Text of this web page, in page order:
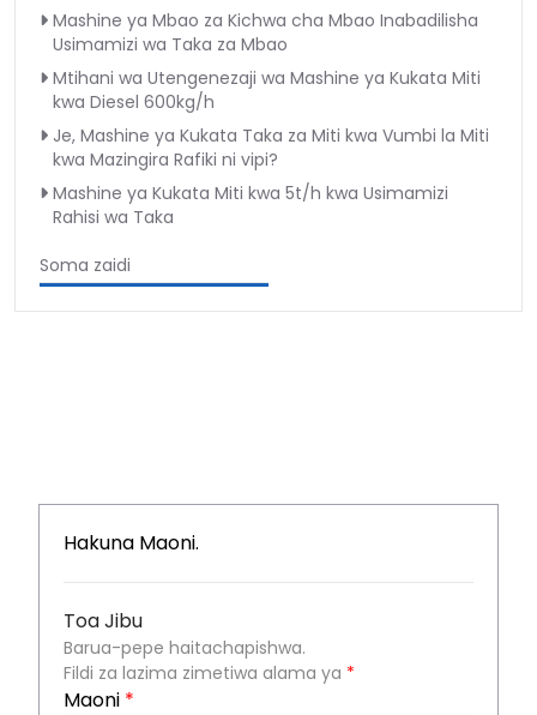
Mashine ya Mbao za Kichwa cha Mbao Inabadilisha
Usimamizi wa Taka za Mbao
Mtihani wa Utengenezaji wa Mashine ya Kukata Miti
kwa Diesel 600kg/h
Je, Mashine ya Kukata Taka za Miti kwa Vumbi la Miti
kwa Mazingira Rafiki ni vipi?
Mashine ya Kukata Miti kwa 5t/h kwa Usimamizi
Rahisi wa Taka
Soma zaidi
Hakuna Maoni.
Toa Jibu
Barua-pepe haitachapishwa.
Fildi za lazima zimetiwa alama ya *
Maoni *